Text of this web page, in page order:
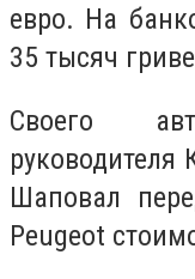
евро. На
35 тысяч
Своего
руководителя
Шаповал
Peugeot